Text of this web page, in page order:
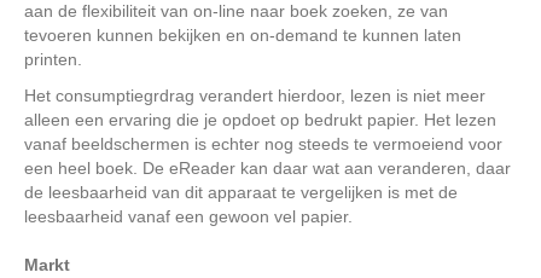
aan de flexibiliteit van on-line naar boek zoeken, ze van
tevoeren kunnen bekijken en on-demand te kunnen laten
printen.
Het consumptiegrdrag verandert hierdoor, lezen is niet meer
alleen een ervaring die je opdoet op bedrukt papier. Het lezen
vanaf beeldschermen is echter nog steeds te vermoeiend voor
een heel boek. De eReader kan daar wat aan veranderen, daar
de leesbaarheid van dit apparaat te vergelijken is met de
leesbaarheid vanaf een gewoon vel papier.
Markt